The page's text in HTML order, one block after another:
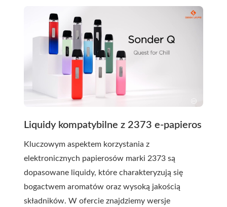
Liquidy kompatybilne z 2373 e-papieros
Kluczowym aspektem korzystania z
elektronicznych papierosów marki 2373 są
dopasowane liquidy, które charakteryzują się
bogactwem aromatów oraz wysoką jakością
składników. W ofercie znajdziemy wersje